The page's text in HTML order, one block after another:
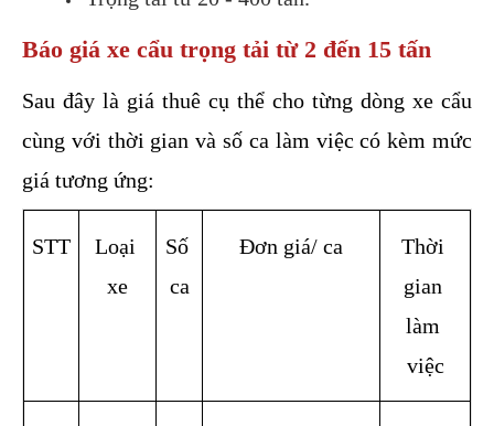
Báo giá xe cẩu trọng tải từ 2 đến 15 tấn
Sau đây là giá thuê cụ thể cho từng dòng xe cẩu
cùng với thời gian và số ca làm việc có kèm mức
giá tương ứng:
STT
Loại
xe
Số
ca
Đơn giá/ ca
Thời
gian
làm
việc